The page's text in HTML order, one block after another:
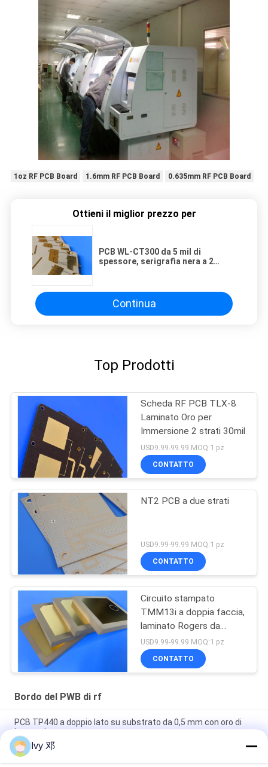
1oz RF PCB Board 1.6mm RF PCB Board 0.635mm RF PCB Board
Ottieni il miglior prezzo per
PCB WL-CT300 da 5 mil di
spessore, serigrafia nera a 2
Continua
Top Prodotti
Scheda RF PCB TLX-8
Laminato Oro per
Immersione 2 strati 30mil
USD9.99-99.99 MOQ:1 pz
CONTATTO
NT2 PCB a due strati
USD9.99-99.99 MOQ:1 pz
CONTATTO
Circuito stampato
TMM13i a doppia faccia,
laminato Rogers da
150mil, circuiti ad alta
frequenza
USD9.99-99.99 MOQ:1 pz
CONTATTO
Bordo del PWB di rf
PCB TP440 a doppio lato su substrato da 0,5 mm con oro di
immersione
Doppia facciata CER-10 PCB ad alta frequenza 30 millimetri di
Ivy 邓